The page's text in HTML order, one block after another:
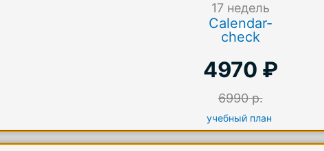
17недель
Calendar-
check
4970 ₽
6990 р.
учебный план